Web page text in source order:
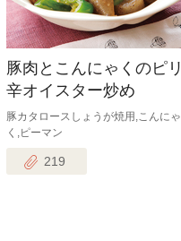
豚肉とこんにゃくのピリ
辛オイスター炒め
豚カタロースしょうが焼用,こんにゃ
く,ピーマン
219